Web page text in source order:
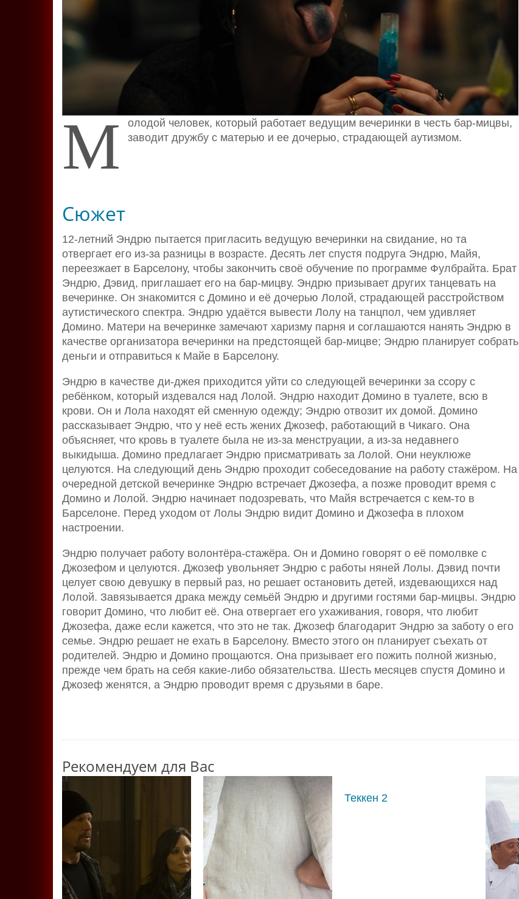
М олодой человек, который работает ведущим вечеринки в честь бар-мицвы,
заводит дружбу с матерью и ее дочерью, страдающей аутизмом.
Сюжет
12-летний Эндрю пытается пригласить ведущую вечеринки на свидание, но та
отвергает его из-за разницы в возрасте. Десять лет спустя подруга Эндрю, Майя,
переезжает в Барселону, чтобы закончить своё обучение по программе Фулбрайта. Брат
Эндрю, Дэвид, приглашает его на бар-мицву. Эндрю призывает других танцевать на
вечеринке. Он знакомится с Домино и её дочерью Лолой, страдающей расстройством
аутистического спектра. Эндрю удаётся вывести Лолу на танцпол, чем удивляет
Домино. Матери на вечеринке замечают харизму парня и соглашаются нанять Эндрю в
качестве организатора вечеринки на предстоящей бар-мицве; Эндрю планирует собрать
деньги и отправиться к Майе в Барселону.
Эндрю в качестве ди-джея приходится уйти со следующей вечеринки за ссору с
ребёнком, который издевался над Лолой. Эндрю находит Домино в туалете, всю в
крови. Он и Лола находят ей сменную одежду; Эндрю отвозит их домой. Домино
рассказывает Эндрю, что у неё есть жених Джозеф, работающий в Чикаго. Она
объясняет, что кровь в туалете была не из-за менструации, а из-за недавнего
выкидыша. Домино предлагает Эндрю присматривать за Лолой. Они неуклюже
целуются. На следующий день Эндрю проходит собеседование на работу стажёром. На
очередной детской вечеринке Эндрю встречает Джозефа, а позже проводит время с
Домино и Лолой. Эндрю начинает подозревать, что Майя встречается с кем-то в
Барселоне. Перед уходом от Лолы Эндрю видит Домино и Джозефа в плохом
настроении.
Эндрю получает работу волонтёра-стажёра. Он и Домино говорят о её помолвке с
Джозефом и целуются. Джозеф увольняет Эндрю с работы няней Лолы. Дэвид почти
целует свою девушку в первый раз, но решает остановить детей, издевающихся над
Лолой. Завязывается драка между семьёй Эндрю и другими гостями бар-мицвы. Эндрю
говорит Домино, что любит её. Она отвергает его ухаживания, говоря, что любит
Джозефа, даже если кажется, что это не так. Джозеф благодарит Эндрю за заботу о его
семье. Эндрю решает не ехать в Барселону. Вместо этого он планирует съехать от
родителей. Эндрю и Домино прощаются. Она призывает его пожить полной жизнью,
прежде чем брать на себя какие-либо обязательства. Шесть месяцев спустя Домино и
Джозеф женятся, а Эндрю проводит время с друзьями в баре.
Рекомендуем для Вас
Теккен 2